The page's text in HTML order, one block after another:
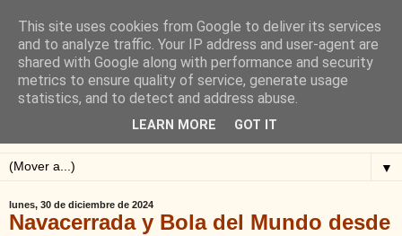
Blog de Alejandro San
Vicente
Blog sobre ciclismo: perfiles y altimetrías.
▼
lunes, 30 de diciembre de 2024
Navacerrada y Bola del Mundo desde
This site uses cookies from Google to deliver its services
and to analyze traffic. Your IP address and user-agent are
shared with Google along with performance and security
metrics to ensure quality of service, generate usage
statistics, and to detect and address abuse.
LEARN MORE GOT IT